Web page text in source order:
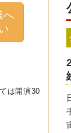
へ
は開演30